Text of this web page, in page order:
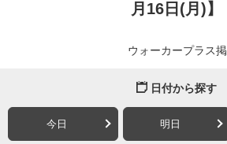
月16日(月)】
ウォーカープラス
日付から探す
今日 明日